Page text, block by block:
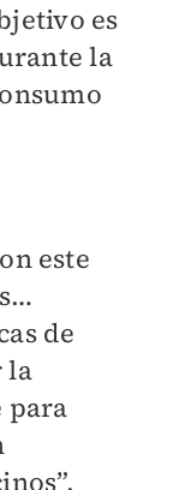
es
la
este
de
la
para